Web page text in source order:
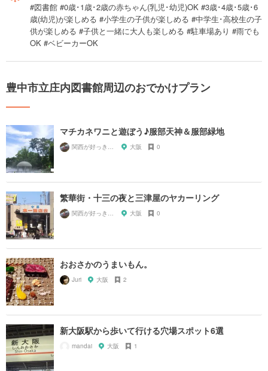
#図書館 #0歳･1歳･2歳の赤ちゃん(乳児･幼児)OK #3歳･4歳･5歳･6
歳(幼児)が楽しめる #小学生の子供が楽しめる #中学生･高校生の子
供が楽しめる #子供と一緒に大人も楽しめる #駐車場あり #雨でも
OK #ベビーカーOK
豊中市立庄内図書館周辺のおでかけプラン
マチカネワニと遊ぼう♪服部天神＆服部緑地
大阪 0
繁華街・十三の夜と三津屋のヤカーリング
大阪 0
おおさかのうまいもん。
Juri 大阪 2
新大阪駅から歩いて行ける穴場スポット6選
mandai 大阪 1